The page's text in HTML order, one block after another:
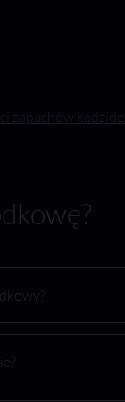
zapachów